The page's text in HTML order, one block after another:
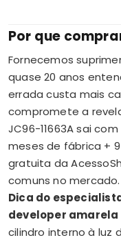
Por que
Fornecemos
quase 20 anos
errada custa mais
compromete a
JC96-11663A sai
meses de fábrica +
gratuita da
comuns no
Dica do
developer amarela
cilindro interno à luz